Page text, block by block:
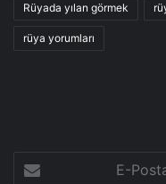
Rüyada yılan görmek
rüya yorumları
E-
Posta